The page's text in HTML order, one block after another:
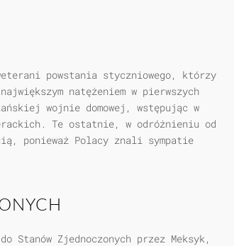
powstania styczniowego, którzy
natężeniem w pierwszych
wojnie domowej, wstępując w
Te ostatnie, w odróżnieniu od
ponieważ Polacy znali sympatie
Stanów Zjednoczonych przez Meksyk,